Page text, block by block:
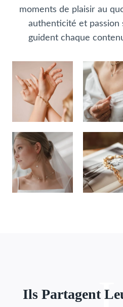
moments de plaisir au
authenticité et passion
guident chaque
Ils Partagent